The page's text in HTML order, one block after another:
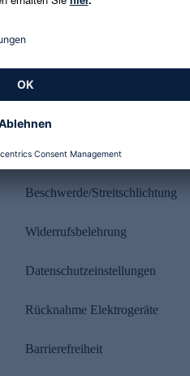
Rechtliches
Beschwerde/Streitschlichtung
Widerrufsbelehrung
Datenschutzeinstellungen
Rücknahme Elektrogeräte
Barrierefreiheit